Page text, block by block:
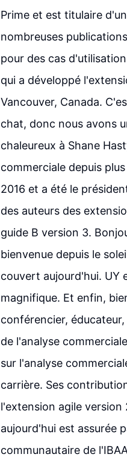
Prime et est titulaire
nombreuses
pour des cas
qui a développé
Vancouver, Canada.
chat, donc nous avons
chaleureux à Shane
commerciale depuis
2016 et a été le
des auteurs des
guide B version 3.
bienvenue depuis le
couvert aujourd'hui. UY
magnifique. Et enfin,
conférencier,
de l'analyse
sur l'analyse
carrière. Ses
l'extension agile
aujourd'hui est assurée
communautaire de